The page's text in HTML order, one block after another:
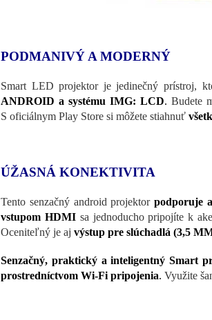
PODMANIVÝ A MODERNÝ
Smart LED projektor je jedinečný prístroj,
ANDROID a systému IMG: LCD. Budete
S oficiálnym Play Store si môžete stiahnuť
ÚŽASNÁ KONEKTIVITA
Tento senzačný android projektorpodporuje
vstupom HDMIsa jednoducho pripojíte k
Oceniteľný je aj výstup pre slúchadlá (3,5
Senzačný, praktický a inteligentný Smart
prostredníctvom Wi-Fi pripojenia. Využite